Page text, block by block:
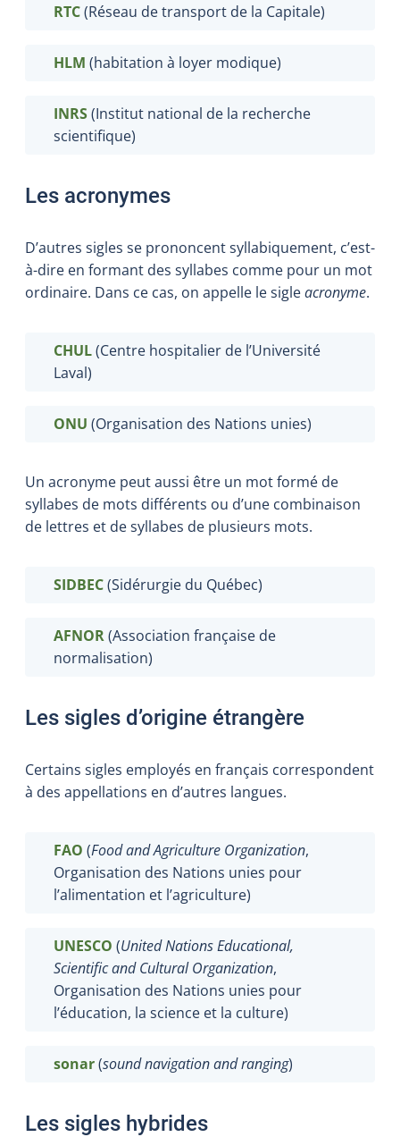
RTC(Réseau de transport de la Capitale)
HLM (habitation à loyer modique)
INRS(Institut national de la recherche
scientifique)
Les acronymes
D’autres sigles se prononcent syllabiquement, c’est-
à-dire en formant des syllabes comme pour un mot
ordinaire. Dans ce cas, on appelle le sigleacronyme.
CHUL(Centre hospitalier de l’Université
Laval)
ONU (Organisation des Nations unies)
Un acronyme peut aussi être un mot formé de
syllabes de mots différents ou d’une combinaison
de lettres et de syllabes de plusieurs mots.
SIDBEC(Sidérurgie du Québec)
AFNOR(Association française de
normalisation)
Les sigles d’origine étrangère
Certains sigles employés en français correspondent
à des appellations en d’autres langues.
FAO (Food and Agriculture Organization,
Organisation des Nations unies pour
l’alimentation et l’agriculture)
UNESCO (United Nations Educational,
Scientific and Cultural Organization,
Organisation des Nations unies pour
l’éducation, la science et la culture)
sonar(sound navigation and ranging)
Les sigles hybrides